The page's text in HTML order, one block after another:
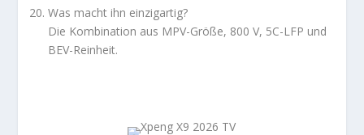
Was macht ihn einzigartig?
Die Kombination aus MPV-Größe, 800 V, 5C-LFP und
BEV-Reinheit.